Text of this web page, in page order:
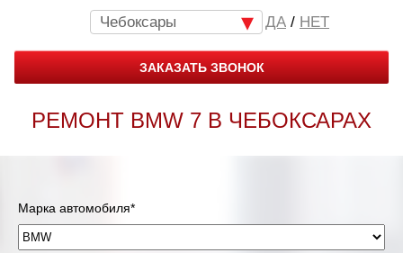
Чебоксары / НЕТ
ЗАКАЗАТЬ ЗВОНОК
РЕМОНТ BMW 7 В ЧЕБОКСАРАХ
Марка автомобиля*